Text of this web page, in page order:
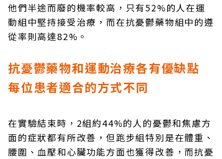
他們半途而廢的機率較高，只有52%的人在運
動組中堅持接受治療，而在抗憂鬱藥物組中的遵
從率則高達82%。
抗憂鬱藥物和運動治療各有優缺點
每位患者適合的方式不同
在實驗結束時，2組約44%的人的憂鬱和焦慮方
面的症狀都有所改善，但跑步組特別是在體重、
腰圍、血壓和心臟功能方面也獲得改善，而抗憂